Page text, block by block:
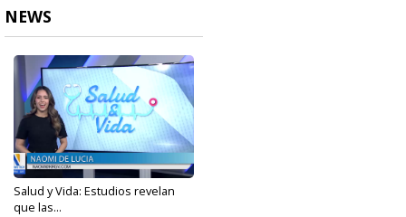
NEWS
Salud y Vida: Estudios revelan
que las...